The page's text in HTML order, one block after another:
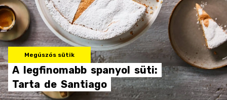
Megúszós sütik
A legfinomabb spanyol süti:
Tarta de Santiago